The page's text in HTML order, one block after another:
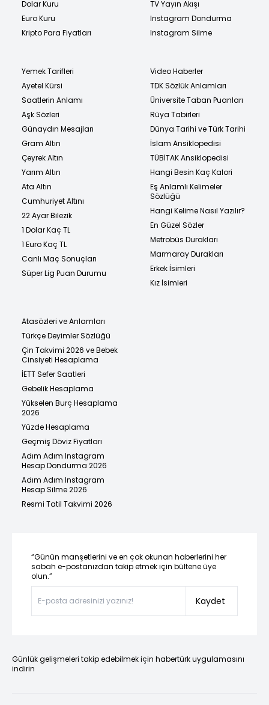
Dolar Kuru
Euro Kuru
Kripto Para Fiyatları
TV Yayın Akışı
Instagram Dondurma
Instagram Silme
Yemek Tarifleri
Ayetel Kürsi
Saatlerin Anlamı
Aşk Sözleri
Günaydın Mesajları
Gram Altın
Çeyrek Altın
Yarım Altın
Ata Altın
Cumhuriyet Altını
22 Ayar Bilezik
1 Dolar Kaç TL
1 Euro Kaç TL
Canlı Maç Sonuçları
Süper Lig Puan Durumu
Video Haberler
TDK Sözlük Anlamları
Üniversite Taban Puanları
Rüya Tabirleri
Dünya Tarihi ve Türk Tarihi
İslam Ansiklopedisi
TÜBİTAK Ansiklopedisi
Hangi Besin Kaç Kalori
Eş Anlamlı Kelimeler
Sözlüğü
Hangi Kelime Nasıl Yazılır?
En Güzel Sözler
Metrobüs Durakları
Marmaray Durakları
Erkek İsimleri
Kız İsimleri
Atasözleri ve Anlamları
Türkçe Deyimler Sözlüğü
Çin Takvimi 2026 ve Bebek
Cinsiyeti Hesaplama
İETT Sefer Saatleri
Gebelik Hesaplama
Yükselen Burç Hesaplama
2026
Yüzde Hesaplama
Geçmiş Döviz Fiyatları
Adım Adım Instagram
Hesap Dondurma 2026
Adım Adım Instagram
Hesap Silme 2026
Resmi Tatil Takvimi 2026
“Günün manşetlerini ve en çok okunan haberlerini her
sabah e-postanızdan takip etmek için bültene üye
olun.”
Kaydet
Günlük gelişmeleri takip edebilmek için habertürk uygulamasını
indirin